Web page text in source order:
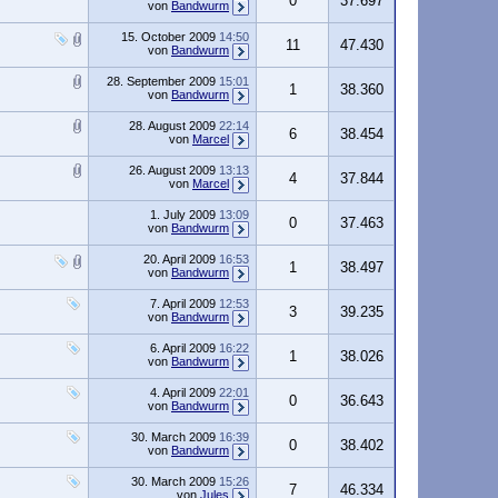
von Bandwurm
15. October 2009 14:50
von Bandwurm 11 47.430
28. September 2009 15:01
von Bandwurm 1 38.360
28. August 2009 22:14
von Marcel 6 38.454
26. August 2009 13:13
von Marcel 4 37.844
1. July 2009 13:09
von Bandwurm 0 37.463
20. April 2009 16:53
von Bandwurm 1 38.497
7. April 2009 12:53
von Bandwurm 3 39.235
6. April 2009 16:22
von Bandwurm 1 38.026
4. April 2009 22:01
von Bandwurm 0 36.643
30. March 2009 16:39
von Bandwurm 0 38.402
30. March 2009 15:26
von Jules 7 46.334